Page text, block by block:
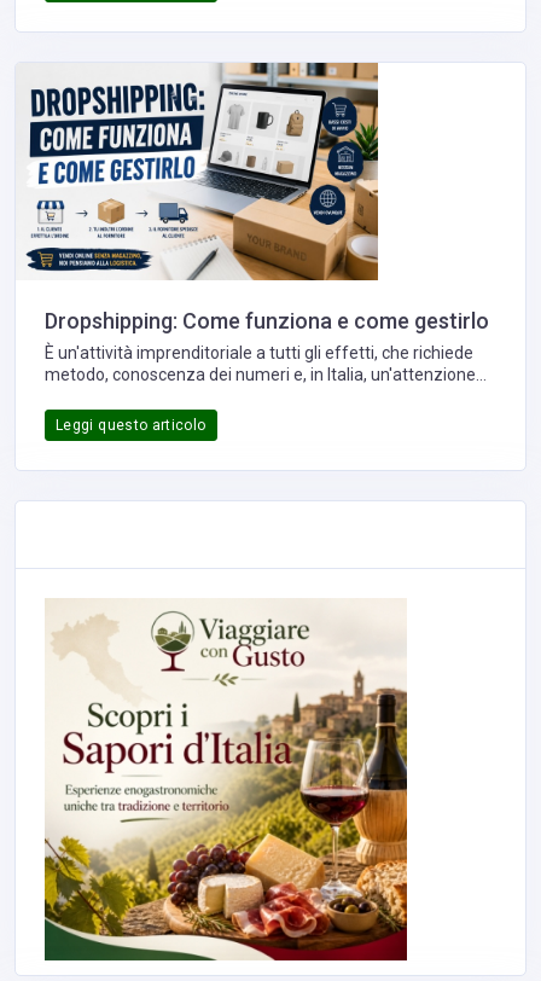
Dropshipping: Come funziona e come gestirlo
È un'attività imprenditoriale a tutti gli effetti, che richiede
metodo, conoscenza dei numeri e, in Italia, un'attenzione
Vale quindi la pena capire davvero come funziona e,
soprattutto, come si gestisce.
Leggi questo articolo